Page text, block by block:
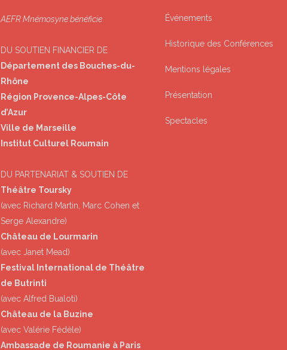
AEFR Mnémosyne bénéficie
DU SOUTIEN FINANCIER DE
Département des Bouches-du-
Rhône
Région Provence-Alpes-Côte
d’Azur
Ville de Marseille
Institut Culturel Roumain
DU PARTENARIAT & SOUTIEN DE
Théâtre Toursky
(avec Richard Martin, Marc Cohen et
Serge Alexandre)
Château de Lourmarin
(avec Janet Mead)
Festival International de Théâtre
de Butrinti
(avec Alfred Bualoti)
Château de la Buzine
(avec Valérie Fédèle)
Ambassade de Roumanie à Paris
Événements
Historique des Conférences
Mentions légales
Présentation
Spectacles